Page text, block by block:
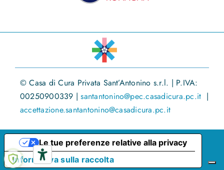
© Casa di Cura Privata Sant’Antonino s.r.l. | P.IVA:
00250900339 |santantonino@pec.casadicura.pc.it |
accettazione.santantonino@casadicura.pc.it
Informativa sulla raccolta
Le tue preferenze relative alla privacy